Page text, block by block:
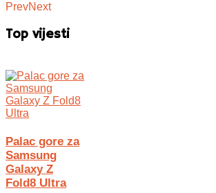
PrevNext
Top vijesti
Palac gore za
Samsung
Galaxy Z
Fold8 Ultra